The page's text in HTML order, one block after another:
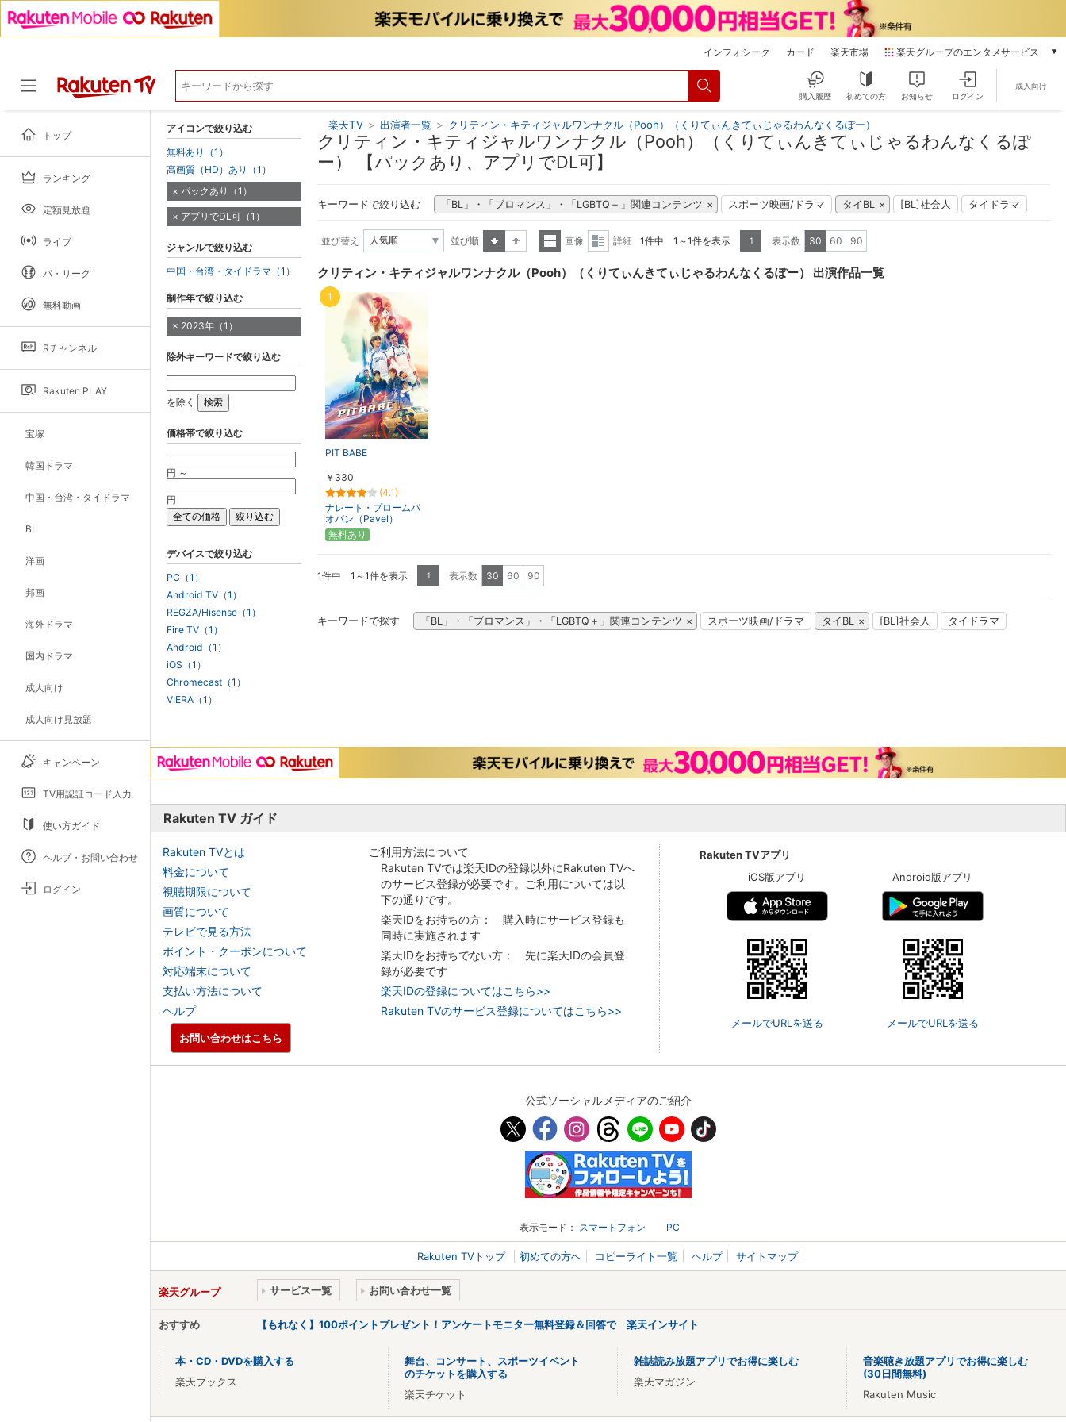
インフォシーク カード 楽天市場 楽天グループのエンタメサービス
本/ゲーム/CD/DVD
電子書籍
楽天マガジン
動画配信
購入履歴 初めての方 お知らせ ログイン
成人向け
トップ
ランキング
定額見放題
ライブ
パ・リーグ
無料動画
Rチャンネル
Rakuten PLAY
宝塚
韓国ドラマ
中国・台湾・タイドラマ
BL
洋画
邦画
海外ドラマ
国内ドラマ
成人向け
成人向け見放題
キャンペーン
TV用認証コード入力
使い方ガイド
ヘルプ・お問い合わせ
ログイン
楽天TV > 出演者一覧 > クリティン・キティジャルワンナクル（Pooh）（くりてぃんきてぃじゃるわんなくるぽー）
クリティン・キティジャルワンナクル（Pooh）（くりてぃんきてぃじゃるわんなくるぽ
ー） 【パックあり、アプリでDL可】
キーワードで絞り込む 「BL」・「ブロマンス」・「LGBTQ＋」関連コンテンツ スポーツ映画/ドラマ タイBL [BL]社会人 タイドラマ
並び替え
並び順
画像
表示
詳細 1件中 1～1件を表示 1 表示数 30 60 90
クリティン・キティジャルワンナクル（Pooh）（くりてぃんきてぃじゃるわんなくるぽー） 出演作品一覧
PIT BABE
￥330
(4.1)
ナレート・プロームパ
オパン（Pavel）
1
無料あり
1件中 1～1件を表示 1 表示数 30 60 90
キーワードで探す 「BL」・「ブロマンス」・「LGBTQ＋」関連コンテンツ スポーツ映画/ドラマ タイBL [BL]社会人 タイドラマ
アイコンで絞り込む
無料あり（1）
高画質（HD）あり（1）
パックあり（1）
アプリでDL可（1）
ジャンルで絞り込む
中国・台湾・タイドラマ（1）
制作年で絞り込む
2023年（1）
除外キーワードで絞り込む
を除く
価格帯で絞り込む
円 ～
円
デバイスで絞り込む
PC（1）
Android TV（1）
REGZA/Hisense（1）
Fire TV（1）
Android（1）
iOS（1）
Chromecast（1）
VIERA（1）
Rakuten TV ガイド
Rakuten TVとは
料金について
視聴期限について
画質について
テレビで見る方法
ポイント・クーポンについて
対応端末について
支払い方法について
ヘルプ
ご利用方法について
Rakuten TVでは楽天IDの登録以外にRakuten TVへ
のサービス登録が必要です。ご利用については以
下の通りです。
楽天IDをお持ちの方： 購入時にサービス登録も
同時に実施されます
楽天IDをお持ちでない方： 先に楽天IDの会員登
録が必要です
楽天IDの登録についてはこちら>>
Rakuten TVのサービス登録についてはこちら>>
Rakuten TVアプリ
iOS版アプリ
メールでURLを送る
Android版アプリ
メールでURLを送る
お問い合わせはこちら
公式ソーシャルメディアのご紹介
表示モード： スマートフォン PC
Rakuten TVトップ 初めての方へ コピーライト一覧 ヘルプ サイトマップ
楽天グループ サービス一覧 お問い合わせ一覧
おすすめ 【もれなく】100ポイントプレゼント！アンケートモニター無料登録＆回答で 楽天インサイト
本・CD・DVDを購入する
楽天ブックス
舞台、コンサート、スポーツイベント
のチケットを購入する
楽天チケット
雑誌読み放題アプリでお得に楽しむ
楽天マガジン
音楽聴き放題アプリでお得に楽しむ
(30日間無料)
Rakuten Music